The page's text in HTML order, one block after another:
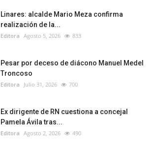
Linares: alcalde Mario Meza confirma
realización de la...
Editora Agosto 5, 2026 833
Pesar por deceso de diácono Manuel Medel
Troncoso
Editora Julio 31, 2026 700
Ex dirigente de RN cuestiona a concejal
Pamela Ávila tras...
Editora Agosto 2, 2026 490